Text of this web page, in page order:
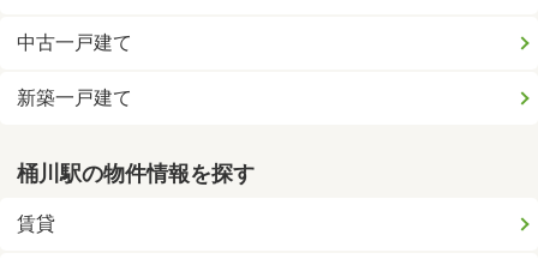
中古一戸建て
新築一戸建て
桶川駅の物件情報を探す
賃貸